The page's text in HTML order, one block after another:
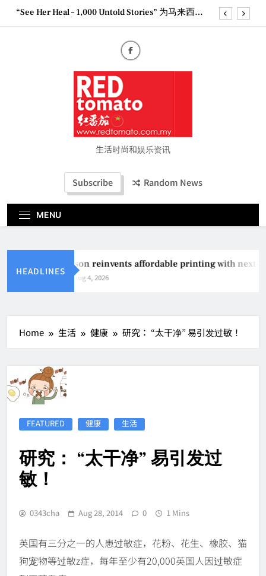
Skip“See Her Heal – 1,000 Untold Stories” 为马来西亚
Epson reinvents affordable printing with next-
generation EcoTank Series
Couture Fashion Week Malaysia 2026– Press
“See Her Heal – 1,000 Untold Stories” 为马来西亚
妈妈提供分享剖腹产复原历程的空间
2026 全国房地产大奖创历史纪录 见证马来西亚房
地产经纪行业蓬勃发展生活时尚和娱乐资讯
Subscribe Random News
MENU
HEADLINES
Epson reinvents affordable printing with next-
Aug 4, 2026
Home 生活 健康 研究： “太干净” 易引发过敏！
FEATURED 健康 生活
研究： “太干净” 易引发过
敏！
0343cha Aug 28, 2014 0 1 Mins
英国有三分之一的人患过敏症，花粉、花生、橡胶、猫
狗宠物等过敏z症，每年至少有20,000英国人因过敏症